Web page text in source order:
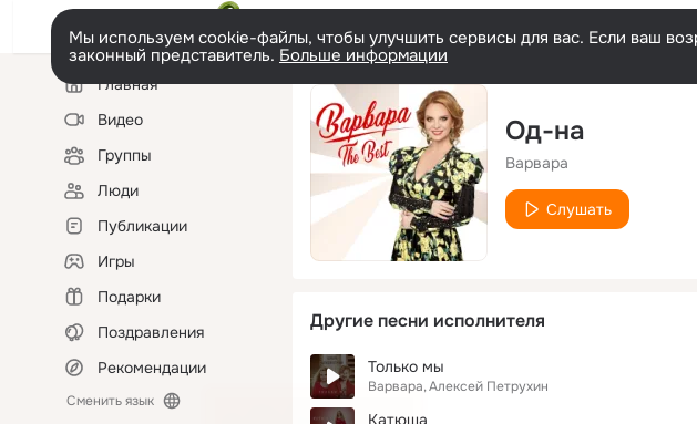
Мы используем cookie-файлы, чтобы улучшить сервисы для вас. Если ваш
законный представитель. Больше информации
Левая
колонкаГлавная
Видео
Группы
Люди
Публикации
Игры
Подарки
Поздравления
Рекомендации
Сменить язык
Од-на
Варвара
Слушать
Другие песни исполнителя
Только мы
Варвара Алексей Петрухин
Катюша